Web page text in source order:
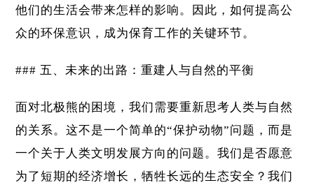
他们的生活会带来怎样的影响。因此，如何提高公
众的环保意识，成为保育工作的关键环节。
### 五、未来的出路：重建人与自然的平衡
面对北极熊的困境，我们需要重新思考人类与自然
的关系。这不是一个简单的“保护动物”问题，而是
一个关于人类文明发展方向的问题。我们是否愿意
为了短期的经济增长，牺牲长远的生态安全？我们